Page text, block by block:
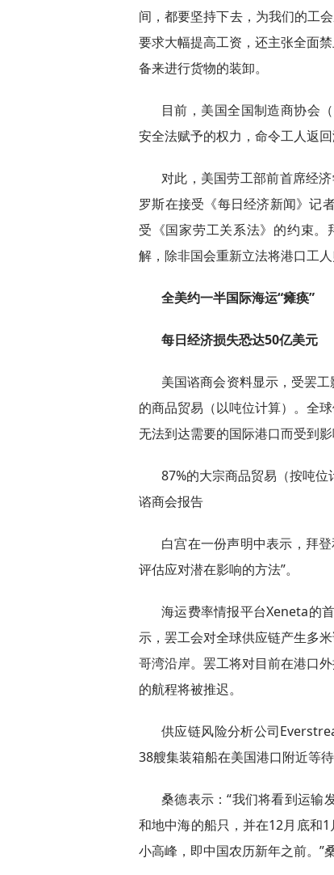
间，都要坚持下去，为我们的工
要求大幅提高工资，还主张全面
备来进行货物的装卸。
目前，美国全国制造商协会
安全法赋予的权力，命令工人返回
对此，美国劳工部前首席经
罗斯在接受《每日经济新闻》记
受《国家劳工关系法》的约束
解，除非国会重新立法将港口工
全美约一半国际海运“瘫痪”
每日经济损失恐达50亿美元
美国谘商会资料显示，受罢
的商品贸易（以吨位计算）。全
无法到达需要的国际港口而受到影
87%的大宗商品贸易（按吨
谘商会报告
白宫在一份声明中表示，拜
评估应对潜在影响的方法”。
海运费率情报平台Xeneta的
示，罢工会对全球供应链产生多
哥湾沿岸。罢工将对目前在港口
的航程将被推迟。
供应链风险分析公司
38艘集装箱船在美国港口附近等
桑德表示：“我们将看到运输
和地中海的船只，并在12月底和
小高峰，即中国农历新年之前。”